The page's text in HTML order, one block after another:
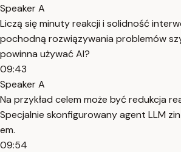
Speaker A
Liczą się minuty reakcji i solidność
pochodną rozwiązywania problemów
powinna używać AI?
09:43
Speaker A
Na przykład celem może być redukcja
Specjalnie skonfigurowany agent LLM
em.
09:54